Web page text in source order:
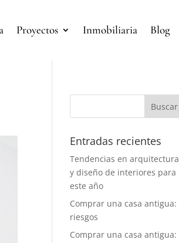
Proyectos Inmobiliaria Blog
Entradas recientes
Tendencias en arquitectura
y diseño de interiores para
este año
Comprar una casa antigua:
riesgos
Comprar una casa antigua: